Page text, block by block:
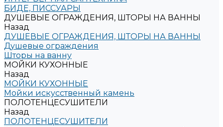
БИДЕ, ПИССУАРЫ
ДУШЕВЫЕ ОГРАЖДЕНИЯ, ШТОРЫ НА ВАННЫ
Назад
ДУШЕВЫЕ ОГРАЖДЕНИЯ, ШТОРЫ НА ВАННЫ
Душевые ограждения
Шторы на ванну
МОЙКИ КУХОННЫЕ
Назад
МОЙКИ КУХОННЫЕ
Мойки искусственный камень
ПОЛОТЕНЦЕСУШИТЕЛИ
Назад
ПОЛОТЕНЦЕСУШИТЕЛИ